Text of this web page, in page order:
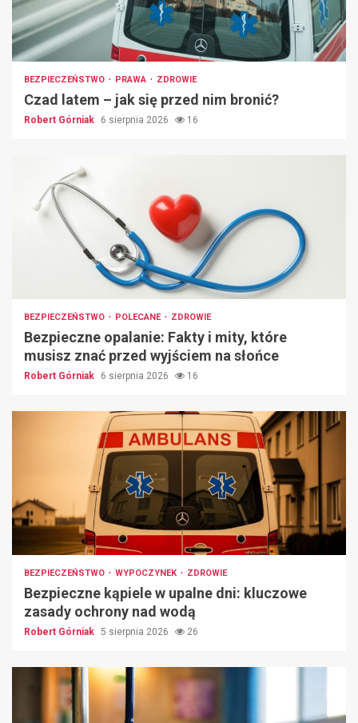
BEZPIECZEŃSTWO PRAWA ZDROWIE
Czad latem – jak się przed nim bronić?
Robert Górniak 6 sierpnia 2026 16
BEZPIECZEŃSTWO POLECANE ZDROWIE
Bezpieczne opalanie: Fakty i mity, które
musisz znać przed wyjściem na słońce
Robert Górniak 6 sierpnia 2026 16
BEZPIECZEŃSTWO WYPOCZYNEK ZDROWIE
Bezpieczne kąpiele w upalne dni: kluczowe
zasady ochrony nad wodą
Robert Górniak 5 sierpnia 2026 26